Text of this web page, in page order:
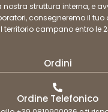
nostra struttura interna, e
consegneremo il tuo
territorio campano entro le
Ordini
Ordine Telefonico